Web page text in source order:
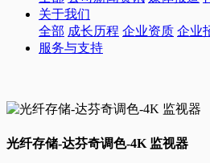
关于我们
全部 成长历程 企业资质 企业
服务与支持
光纤存储-达芬奇调色-4K 监视器